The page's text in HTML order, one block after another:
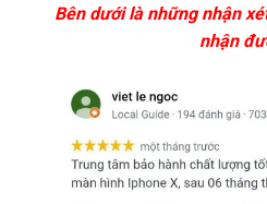
Bên dưới là những nhận
nhận